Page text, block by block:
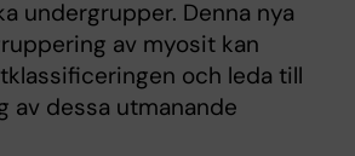
undergrupper. Denna nya
av myosit kan
och leda till
av dessa utmanande